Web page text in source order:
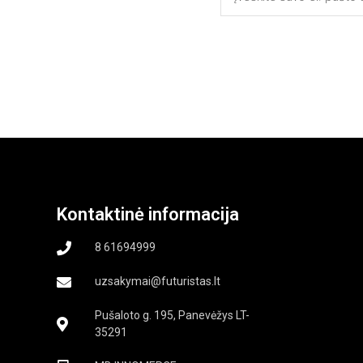
Kontaktinė informacija
8 61694999
uzsakymai@futuristas.lt
Pušaloto g. 195, Panevėžys LT-
35291